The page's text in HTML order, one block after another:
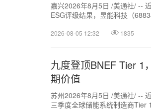
嘉兴2026年8月5日 /美通社/ --
ESG评级结果，昱能科技（
2026-08-05 12:32 1835
九度登顶BNEF Tier 1
期价值
苏州2026年8月5日 /美通社/ --
三季度全球储能系统制造商Tier